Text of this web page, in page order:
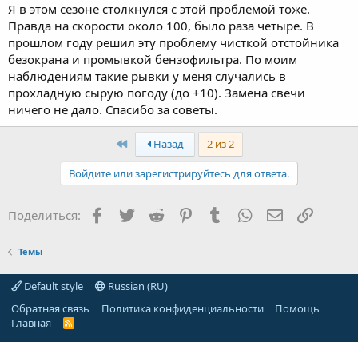
Я в этом сезоне столкнулся с этой проблемой тоже.
Правда на скорости около 100, было раза четыре. В
прошлом году решил эту проблему чисткой отстойника
безокрана и промывкой бензофильтра. По моим
наблюдениям такие рывки у меня случались в
прохладную сырую погоду (до +10). Замена свечи
ничего не дало. Спасибо за советы.
First Назад 2 из 2
Войдите или зарегистрируйтесь для ответа.
Поделиться: Facebook
TwitterReddit PinterestTumblr WhatsApp Ссылка
Темы
Default style
Russian (RU)
Обратная связь
Политика конфиденциальности
Помощь
Главная
R